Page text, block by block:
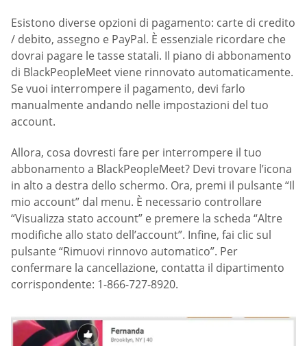
Esistono diverse opzioni di pagamento: carte di credito
/ debito, assegno e PayPal. È essenziale ricordare che
dovrai pagare le tasse statali. Il piano di abbonamento
di BlackPeopleMeet viene rinnovato automaticamente.
Se vuoi interrompere il pagamento, devi farlo
manualmente andando nelle impostazioni del tuo
account.
Allora, cosa dovresti fare per interrompere il tuo
abbonamento a BlackPeopleMeet? Devi trovare l’icona
in alto a destra dello schermo. Ora, premi il pulsante “Il
mio account” dal menu. È necessario controllare
“Visualizza stato account” e premere la scheda “Altre
modifiche allo stato dell’account”. Infine, fai clic sul
pulsante “Rimuovi rinnovo automatico”. Per
confermare la cancellazione, contatta il dipartimento
corrispondente: 1-866-727-8920.